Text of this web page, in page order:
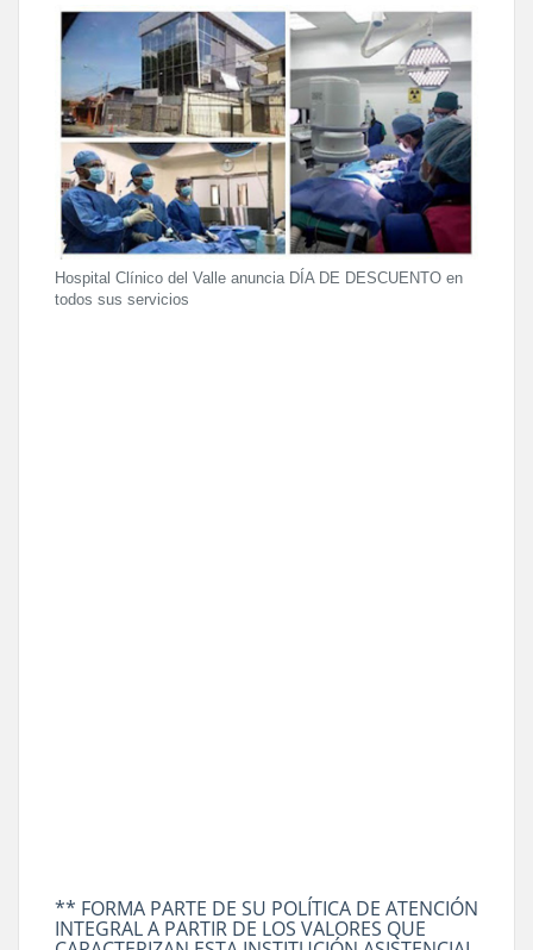
Hospital Clínico del Valle anuncia DÍA DE DESCUENTO en
todos sus servicios
** FORMA PARTE DE SU POLÍTICA DE ATENCIÓN
INTEGRAL A PARTIR DE LOS VALORES QUE